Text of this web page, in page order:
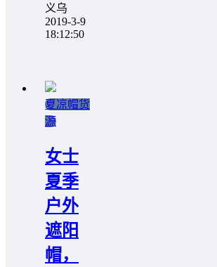
义乌
2019-3-9
18:12:50
夏凉帽货
源
女士
夏季
户外
遮阳
帽，